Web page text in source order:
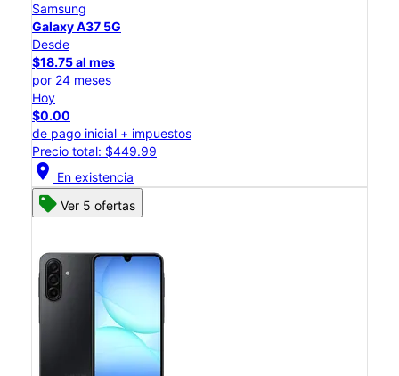
Samsung
Galaxy A37 5G
Desde
$18.75 al mes
por 24 meses
Hoy
$0.00
de pago inicial + impuestos
Precio total: $449.99
location_on En existencia
Ver 5 ofertas